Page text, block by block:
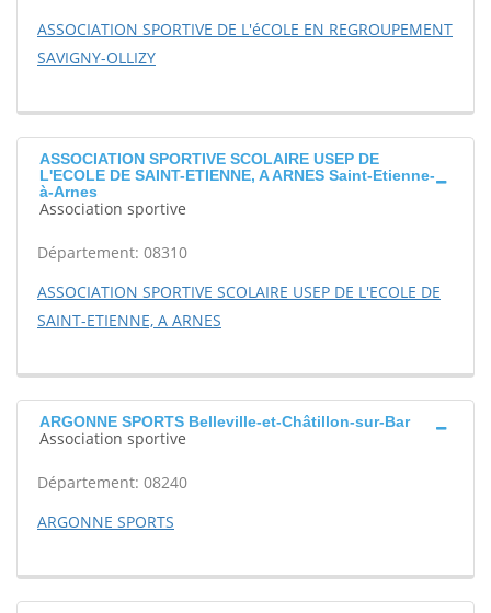
ASSOCIATION SPORTIVE DE L'éCOLE EN REGROUPEMENT
SAVIGNY-OLLIZY
ASSOCIATION SPORTIVE SCOLAIRE USEP DE
L'ECOLE DE SAINT-ETIENNE, A ARNES Saint-Etienne-
à-Arnes
Association sportive
Département: 08310
ASSOCIATION SPORTIVE SCOLAIRE USEP DE L'ECOLE DE
SAINT-ETIENNE, A ARNES
ARGONNE SPORTS Belleville-et-Châtillon-sur-Bar
Association sportive
Département: 08240
ARGONNE SPORTS